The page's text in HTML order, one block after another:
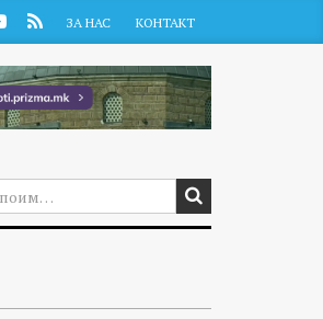
RSS ЗА НАС КОНТАКТ